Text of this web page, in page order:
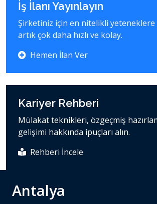
İş İlanı Yayınlayın
Şirketiniz için en nitelikli yeteneklere
artık çok daha hızlı ve kolay.
Hemen İlan Ver
Kariyer Rehberi
Mülakat teknikleri, özgeçmiş
gelişimi hakkında ipuçları alın.
Rehberi İncele
Antalya